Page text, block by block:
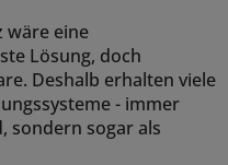
wäre eine
Lösung, doch
Deshalb erhalten viele
- immer
sondern sogar als